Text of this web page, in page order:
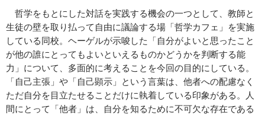
哲学をもとにした対話を実践する機会の一つとして、教師と
生徒の壁を取り払って自由に議論する場「哲学カフェ」を実施
している同校。ヘーゲルが示唆した「自分がよいと思ったこと
が他の誰にとってもよいといえるものかどうかを判断する能
力」について、多面的に考えることを今回の目的にしている。
「自己主張」や「自己顕示」という言葉は、他者への配慮なく
ただ自分を目立たせることだけに執着している印象がある。人
間にとって「他者」は、自分を知るために不可欠な存在である